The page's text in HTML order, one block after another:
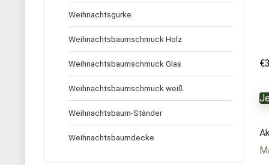
€
Weihnachtsgurke
Weihnachtsbaumschmuck Holz
Weihnachtsbaumschmuck Glas
Weihnachtsbaumschmuck weiß
Weihnachtsbaum-Ständer
Weihnachtsbaumdecke